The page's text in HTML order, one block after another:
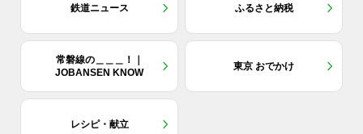
鉄道ニュース ふるさと納税
常磐線の＿＿＿！｜
JOBANSEN KNOW
東京 おでかけ
レシピ・献立